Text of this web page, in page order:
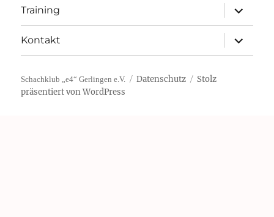
Training
öffnen
Kontakt
öffnen
Schachklub „e4“ Gerlingen e.V. Datenschutz
Stolz
präsentiert von WordPress